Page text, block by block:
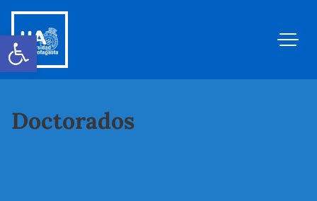
Abrir barra de herramientas
Doctorados